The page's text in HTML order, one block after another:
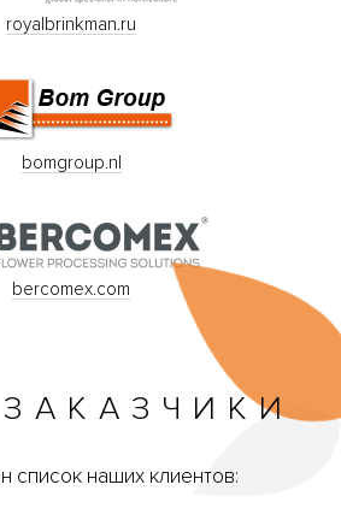
royalbrinkman.ru
bomgroup.nl
bercomex.com
список наших клиентов: